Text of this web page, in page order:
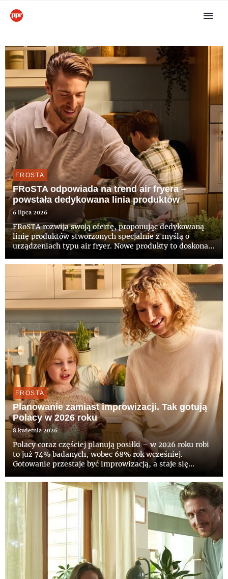
FROSTA
FRoSTA odpowiada na trend air fryera –
powstała dedykowana linia produktów
6 lipca 2026
FRoSTA rozwija swoją ofertę, proponując dedykowaną
linię produktów stworzonych specjalnie z myślą o
urządzeniach typu air fryer. Nowe produkty to doskonały
w parze z wysoką jakością i filozofią „100% naturalnego
FROSTA
Planowanie zamiast improwizacji. Tak gotują
Polacy w 2026 roku
8 kwietnia 2026
Polacy coraz częściej planują posiłki – w 2026 roku robi
to już 74% badanych, wobec 68% rok wcześniej.
Gotowanie przestaje być improwizacją, a staje się
Polacy nie rezygnują z przyjemności jedzenia i unikają
dietetyczn...